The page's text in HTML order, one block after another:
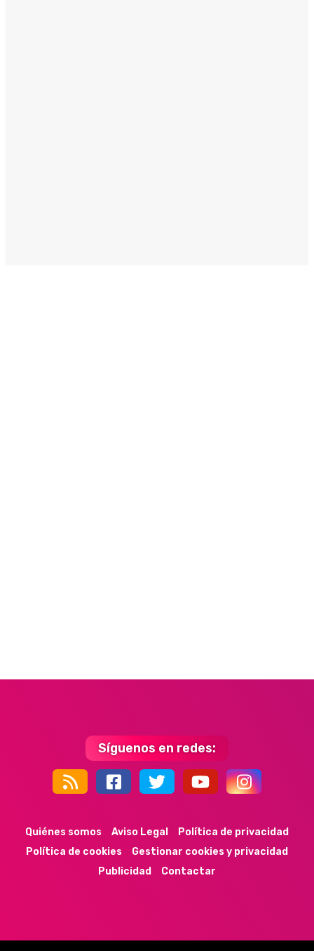
Síguenos en redes:
Quiénes somos Aviso Legal
Política de privacidad
Política de cookies
Gestionar cookies y privacidad
Publicidad
Contactar